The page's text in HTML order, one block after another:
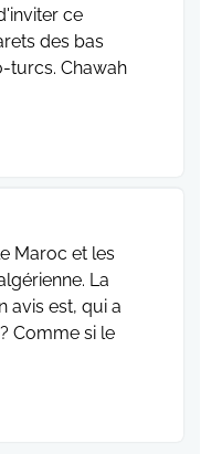
ce
des bas
turcs. Chawah
Maroc et les
La
avis est, qui a
Comme si le